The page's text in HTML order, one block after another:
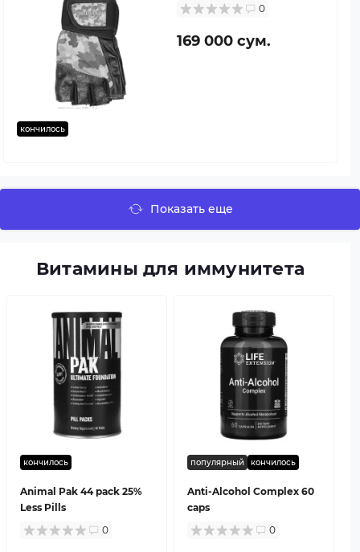
кончилось
0
169 000 сум.
Показать еще
Витамины для иммунитета
кончилось
Animal Pak 44 pack 25%
Less Pills
0
популярный кончилось
Anti-Alcohol Complex 60
caps
0